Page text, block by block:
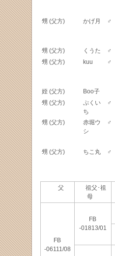
甥 (父方) かげ月 ♂
甥 (父方) くうた ♂
甥 (父方) kuu ♂
姪 (父方) Boo子
甥 (父方)
ぷくい
ち
♂
甥 (父方)
赤堀ウ
シ
♂
甥 (父方) ちこ丸 ♂
父
祖父･祖
母
FB
-06111/08
FB
-01813/01